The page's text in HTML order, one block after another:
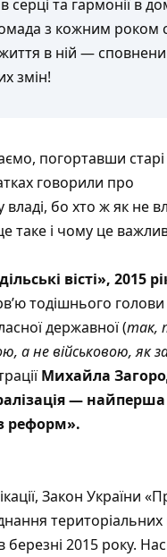
серці та гармонії в
з кожним роком
в ній —
змін!
погортавши
говорили про
владі, бо хто ж як не
таке і чому це
вісті», 2015
тодішнього голови
державної (так,
а не військовою, як
Михайла
— найперша
реформ».
Закон України
березні 2015 року.